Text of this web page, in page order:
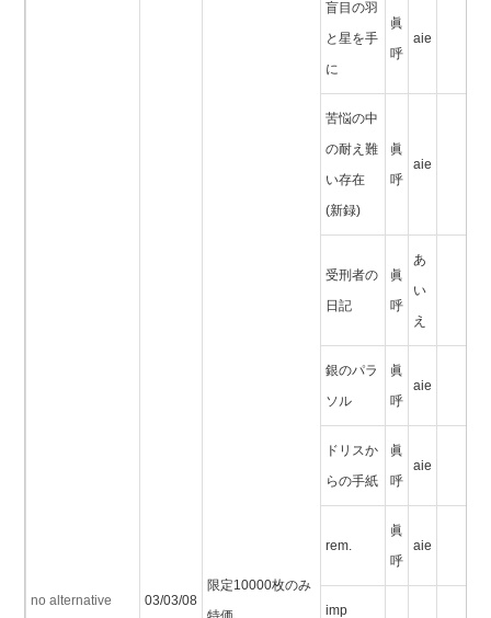
no alternative 03/03/08
限定10000枚のみ
盲目の羽
と星を手
に
眞
呼
aie
苦悩の中
の耐え難
い存在
(新録)
眞
呼
aie
受刑者の
日記
眞
呼
あ
い
え
銀のパラ
ソル
眞
呼
aie
ドリスか
らの手紙
眞
呼
aie
rem.
眞
呼
aie
imp